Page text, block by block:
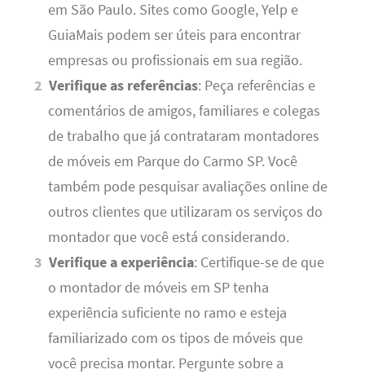
em São Paulo. Sites como Google, Yelp e
GuiaMais podem ser úteis para encontrar
empresas ou profissionais em sua região.
Verifique as referências: Peça referências e
comentários de amigos, familiares e colegas
de trabalho que já contrataram montadores
de móveis em Parque do Carmo SP. Você
também pode pesquisar avaliações online de
outros clientes que utilizaram os serviços do
montador que você está considerando.
Verifique a experiência: Certifique-se de que
o montador de móveis em SP tenha
experiência suficiente no ramo e esteja
familiarizado com os tipos de móveis que
você precisa montar. Pergunte sobre a